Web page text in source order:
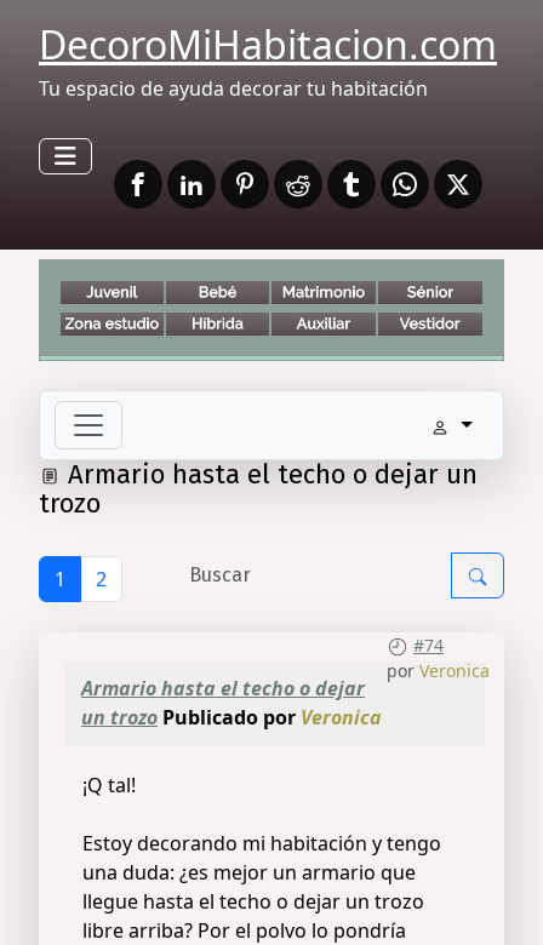
DecoroMiHabitacion.com
Tu espacio de ayuda decorar tu habitación
Armario hasta el techo o dejar un
trozo
1 2
#74
por Veronica
Armario hasta el techo o dejar
un trozo Publicado por Veronica
¡Q tal!
Estoy decorando mi habitación y tengo
una duda: ¿es mejor un armario que
llegue hasta el techo o dejar un trozo
libre arriba? Por el polvo lo pondría